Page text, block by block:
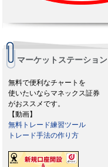
マーケットステーション
無料で便利なチャートを
使いたいならマネックス証券
がおススメです。
【動画】
無料トレード練習ツール
トレード手法の作り方